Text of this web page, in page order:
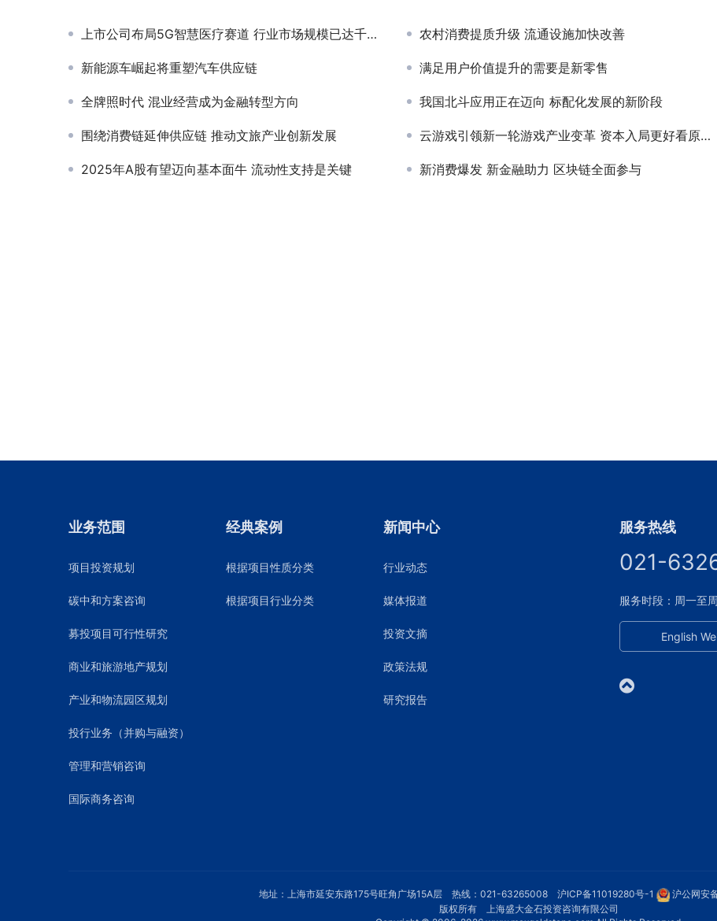
上市公司布局5G智慧医疗赛道 行业市场规模已达千亿级 农村消费提质升级 流通设施加快改善
新能源车崛起将重塑汽车供应链 满足用户价值提升的需要是新零售
全牌照时代 混业经营成为金融转型方向 我国北斗应用正在迈向 标配化发展的新阶段
围绕消费链延伸供应链 推动文旅产业创新发展 云游戏引领新一轮游戏产业变革 资本入局更好看原生云游戏
2025年A股有望迈向基本面牛 流动性支持是关键 新消费爆发 新金融助力 区块链全面参与
业务范围
项目投资规划
碳中和方案咨询
募投项目可行性研究
商业和旅游地产规划
产业和物流园区规划
投行业务（并购与融资）
管理和营销咨询
国际商务咨询
经典案例
根据项目性质分类
根据项目行业分类
新闻中心
行业动态
媒体报道
投资文摘
政策法规
研究报告
服务热线
021-
服务时段：周一至
English
地址：上海市延安东路175号旺角广场15A层 热线：021-63265008 沪ICP备11019280号-1
沪公网安
版权所有 上海盛大金石投资咨询有限公司